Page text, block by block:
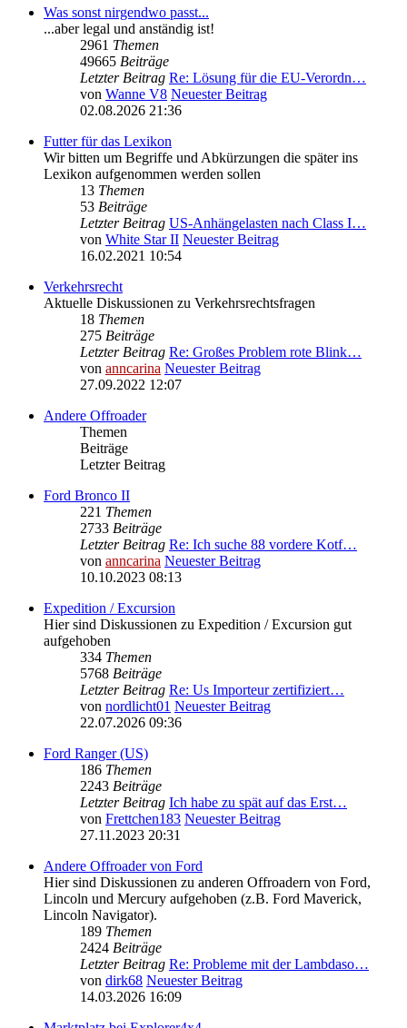
Was sonst nirgendwo passt...
...aber legal und anständig ist!
2961 Themen
49665 Beiträge
Letzter Beitrag Re: Lösung für die EU‑Verordn…
von Wanne V8 Neuester Beitrag
02.08.2026 21:36
Futter für das Lexikon
Wir bitten um Begriffe und Abkürzungen die später ins
Lexikon aufgenommen werden sollen
13 Themen
53 Beiträge
Letzter Beitrag US-Anhängelasten nach Class I…
von White Star II Neuester Beitrag
16.02.2021 10:54
Verkehrsrecht
Aktuelle Diskussionen zu Verkehrsrechtsfragen
18 Themen
275 Beiträge
Letzter Beitrag Re: Großes Problem rote Blink…
von anncarina Neuester Beitrag
27.09.2022 12:07
Andere Offroader
Themen
Beiträge
Letzter Beitrag
Ford Bronco II
221 Themen
2733 Beiträge
Letzter Beitrag Re: Ich suche 88 vordere Kotf…
von anncarina Neuester Beitrag
10.10.2023 08:13
Expedition / Excursion
Hier sind Diskussionen zu Expedition / Excursion gut
aufgehoben
334 Themen
5768 Beiträge
Letzter Beitrag Re: Us Importeur zertifiziert…
von nordlicht01 Neuester Beitrag
22.07.2026 09:36
Ford Ranger (US)
186 Themen
2243 Beiträge
Letzter Beitrag Ich habe zu spät auf das Erst…
von Frettchen183 Neuester Beitrag
27.11.2023 20:31
Andere Offroader von Ford
Hier sind Diskussionen zu anderen Offroadern von Ford,
Lincoln und Mercury aufgehoben (z.B. Ford Maverick,
Lincoln Navigator).
189 Themen
2424 Beiträge
Letzter Beitrag Re: Probleme mit der Lambdaso…
von dirk68 Neuester Beitrag
14.03.2026 16:09